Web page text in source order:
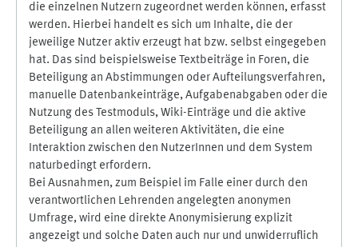
die einzelnen Nutzern zugeordnet werden können, erfasst
werden. Hierbei handelt es sich um Inhalte, die der
jeweilige Nutzer aktiv erzeugt hat bzw. selbst eingegeben
hat. Das sind beispielsweise Textbeiträge in Foren, die
Beteiligung an Abstimmungen oder Aufteilungsverfahren,
manuelle Datenbankeinträge, Aufgabenabgaben oder die
Nutzung des Testmoduls, Wiki-Einträge und die aktive
Beteiligung an allen weiteren Aktivitäten, die eine
Interaktion zwischen den NutzerInnen und dem System
naturbedingt erfordern.
Bei Ausnahmen, zum Beispiel im Falle einer durch den
verantwortlichen Lehrenden angelegten anonymen
Umfrage, wird eine direkte Anonymisierung explizit
angezeigt und solche Daten auch nur und unwiderruflich